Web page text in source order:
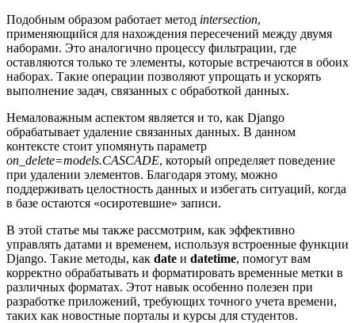
Подобным образом работает метод intersection,
применяющийся для нахождения пересечений между двумя
наборами. Это аналогично процессу фильтрации, где
оставляются только те элементы, которые встречаются в обоих
наборах. Такие операции позволяют упрощать и ускорять
выполнение задач, связанных с обработкой данных.
Немаловажным аспектом является и то, как Django
обрабатывает удаление связанных данных. В данном
контексте стоит упомянуть параметр
on_delete=models.CASCADE, который определяет поведение
при удалении элементов. Благодаря этому, можно
поддерживать целостность данных и избегать ситуаций, когда
в базе остаются «осиротевшие» записи.
В этой статье мы также рассмотрим, как эффективно
управлять датами и временем, используя встроенные функции
Django. Такие методы, как date и datetime, помогут вам
корректно обрабатывать и форматировать временные метки в
различных форматах. Этот навык особенно полезен при
разработке приложений, требующих точного учета времени,
таких как новостные порталы и курсы для студентов.